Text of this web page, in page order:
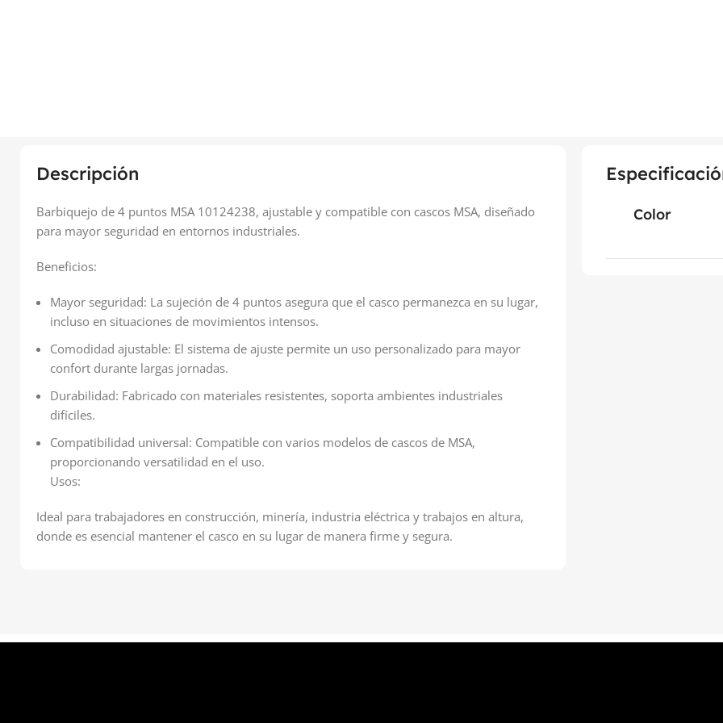
Descripción
Barbiquejo de 4 puntos MSA 10124238, ajustable y compatible con cascos MSA, diseñado
para mayor seguridad en entornos industriales.
Beneficios:
Mayor seguridad: La sujeción de 4 puntos asegura que el casco permanezca en su lugar,
incluso en situaciones de movimientos intensos.
Comodidad ajustable: El sistema de ajuste permite un uso personalizado para mayor
confort durante largas jornadas.
Durabilidad: Fabricado con materiales resistentes, soporta ambientes industriales
difíciles.
Compatibilidad universal: Compatible con varios modelos de cascos de MSA,
proporcionando versatilidad en el uso.
Usos:
Ideal para trabajadores en construcción, minería, industria eléctrica y trabajos en altura,
donde es esencial mantener el casco en su lugar de manera firme y segura.
Color